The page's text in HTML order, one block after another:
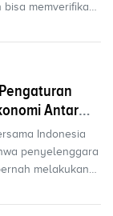
memverifikasi
Antar
Indonesia
penyelenggara
melakukan